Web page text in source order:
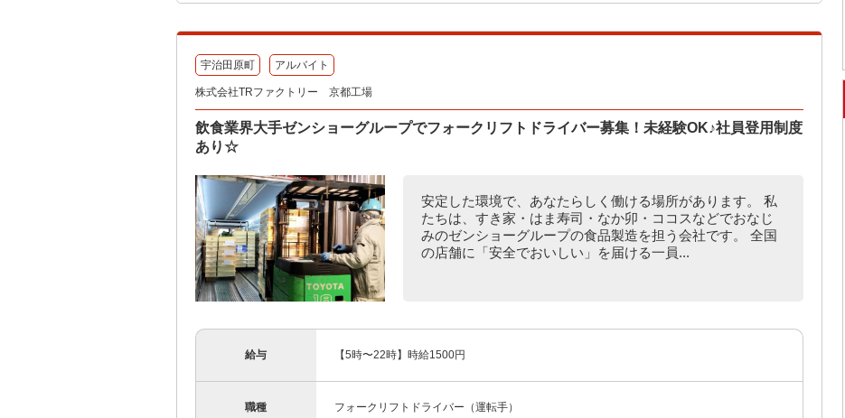
宇治田原町 アルバイト
株式会社TRファクトリー 京都工場
飲食業界大手ゼンショーグループでフォークリフトドライバー募集！未経験OK♪社員登用制度
あり☆
安定した環境で、あなたらしく働ける場所があります。 私
たちは、すき家・はま寿司・なか卯・ココスなどでおなじ
みのゼンショーグループの食品製造を担う会社です。 全国
の店舗に「安全でおいしい」を届ける一員...
給与 【5時〜22時】時給1500円
職種 フォークリフトドライバー（運転手）